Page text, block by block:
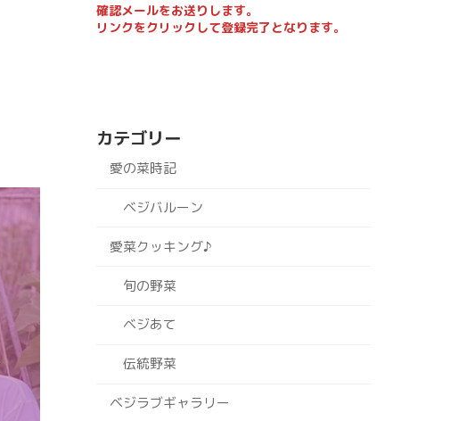
確認メールをお送りします。
リンクをクリックして登録完了となります。
カテゴリー
愛の菜時記
ベジバルーン
愛菜クッキング♪
旬の野菜
ベジあて
伝統野菜
ベジラブギャラリー